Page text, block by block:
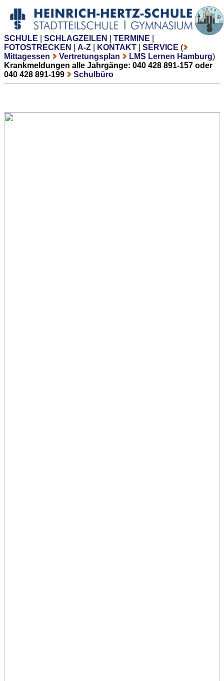
SCHULE SCHLAGZEILEN TERMINE
FOTOSTRECKEN
A-Z KONTAKT SERVICE (
Mittagessen
Vertretungsplan LMS Lernen Hamburg)
Krankmeldungen alle Jahrgänge: 040 428 891-157 oder
040 428 891-199
Schulbüro